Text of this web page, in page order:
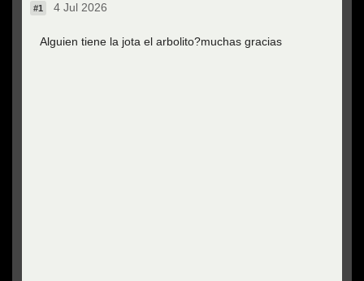
#1 4 Jul 2026
Alguien tiene la jota el arbolito?muchas gracias